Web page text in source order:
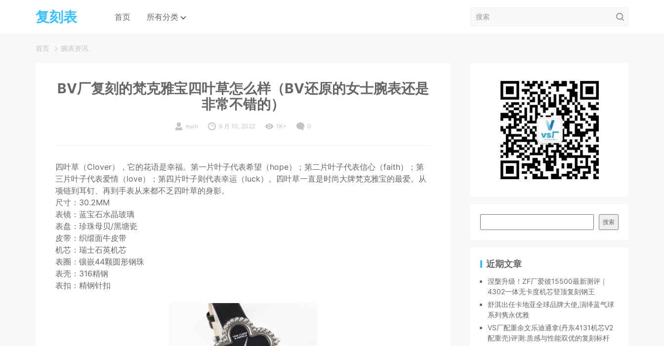
复刻表 首页 所有分类
首页 腕表资讯
BV厂复刻的梵克雅宝四叶草怎么样（BV还原的女士腕表还是
非常不错的）
euro 6 月 10, 2022 1K+ 0
四叶草（Clover），它的花语是幸福。第一片叶子代表希望（hope）；第二片叶子代表信心（faith）；第
三片叶子代表爱情（love）；第四片叶子则代表幸运（luck）。四叶草一直是时尚大牌梵克雅宝的最爱。从
项链到耳钉、再到手表从来都不乏四叶草的身影。
尺寸：30.2MM
表镜：蓝宝石水晶玻璃
表盘：珍珠母贝/黑塘瓷
皮带：织缎面牛皮带
机芯：瑞士石英机芯
表圈：镶嵌44颗圆形钢珠
表壳：316精钢
表扣：精钢针扣
搜索
近期文章
涅槃升级！ZF厂爱彼15500最新测评｜
4302一体无卡度机芯登顶复刻钢王
舒淇出任卡地亚全球品牌大使,演绎蓝气球
系列隽永优雅
VS厂配重余文乐迪通拿(丹东4131机芯V2
配重壳)评测:质感与性能双优的复刻标杆